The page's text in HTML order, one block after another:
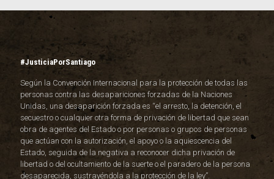
#JusticiaPorSantiago
Según la Convención Internacional para la protección de todas las
personas contra las desapariciones forzadas de la Naciones
Unidas, una desaparición forzada es “el arresto, la detención, el
secuestro o cualquier otra forma de privación de libertad que sean
obra de agentes del Estado o por personas o grupos de personas
que actúan con la autorización, el apoyo o la aquiescencia del
Estado, seguida de la negativa a reconocer dicha privación de
libertad o del ocultamiento de la suerte o el paradero de la persona
desaparecida, sustrayéndola a la protección de la ley”.